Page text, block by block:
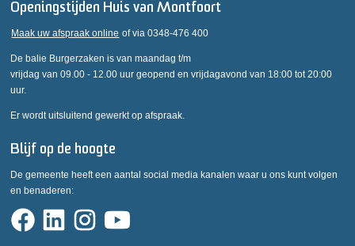
Openingstijden Huis van Montfoort
Maak uw afspraak online of via 0348-476 400
De balie Burgerzaken is van maandag t/m
vrijdag van 09.00 - 12.00 uur geopend en vrijdagavond van 18:00 tot 20:00
uur.
Er wordt uitsluitend gewerkt op afspraak.
Blijf op de hoogte
De gemeente heeft een aantal social media kanalen waar u ons kunt volgen
en benaderen: